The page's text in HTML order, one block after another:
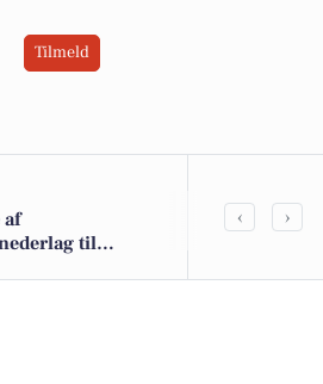
Tilmeld
til
Aabenraa
‹ ›